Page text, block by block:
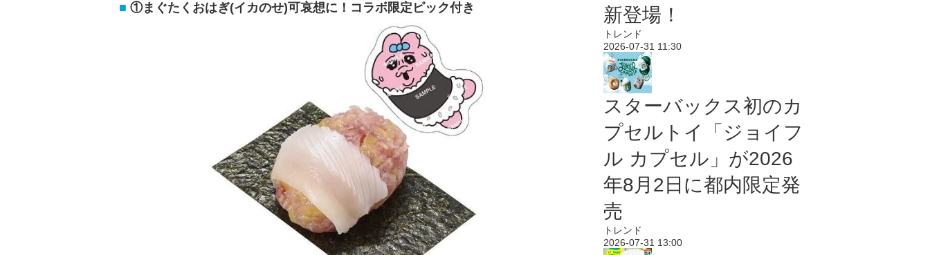
①まぐたくおはぎ(イカのせ)可哀想に！コラボ限定ピック付き
新登場！
トレンド
2026-07-31 11:30
スターバックス初のカ
プセルトイ「ジョイフ
ル カプセル」が2026
年8月2日に都内限定発
売
トレンド
2026-07-31 13:00